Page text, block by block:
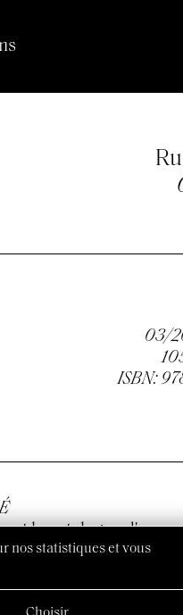
03/
ISBN:
le catalogue d'une
de Le Corbusier à
Rue en 2017.
au 1/50ème du
nos statistiques et vous